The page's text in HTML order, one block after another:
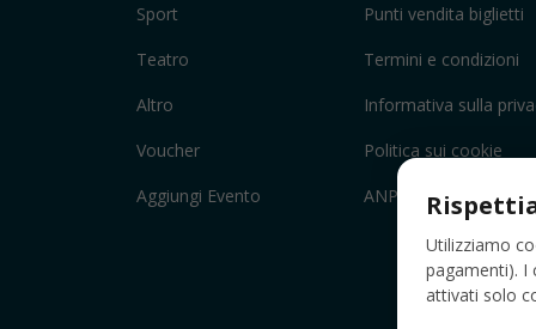
Sport
Teatro
Altro
Voucher
Aggiungi Evento
Punti vendita biglietti
Termini e condizioni
Informativa sulla
Politica sui cookie
ANPC
Utilizziamo
pagamenti). I
attivati solo